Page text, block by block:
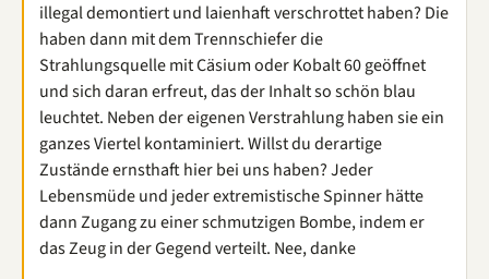
illegal demontiert und laienhaft verschrottet haben? Die
haben dann mit dem Trennschiefer die
Strahlungsquelle mit Cäsium oder Kobalt 60 geöffnet
und sich daran erfreut, das der Inhalt so schön blau
leuchtet. Neben der eigenen Verstrahlung haben sie ein
ganzes Viertel kontaminiert. Willst du derartige
Zustände ernsthaft hier bei uns haben? Jeder
Lebensmüde und jeder extremistische Spinner hätte
dann Zugang zu einer schmutzigen Bombe, indem er
das Zeug in der Gegend verteilt. Nee, danke